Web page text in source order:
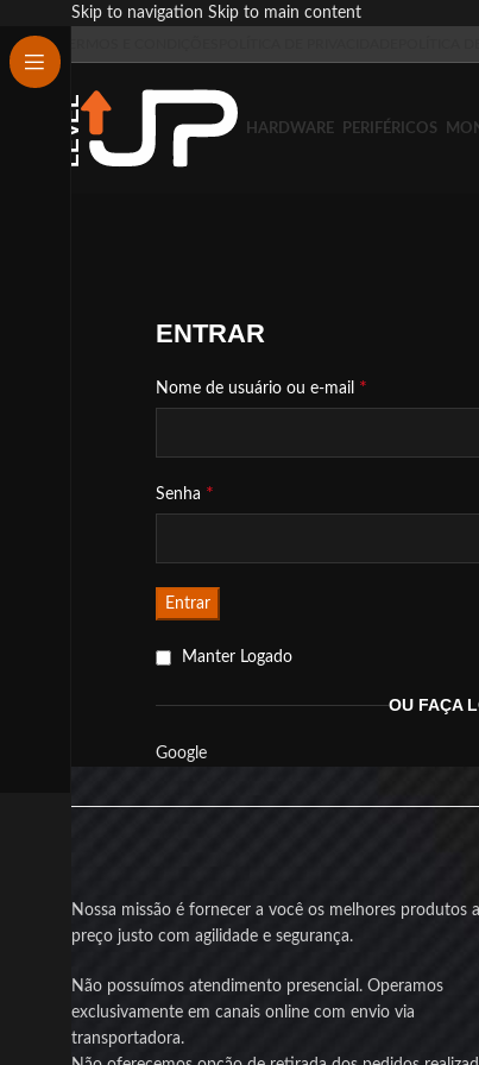
Skip to navigation Skip to main content
HARDWARE PERIFÉRICOS
ENTRAR
Nome de usuário ou e-mail *
Senha *
Entrar
Manter Logado
OU FAÇA
Google
Nossa missão é fornecer a você os melhores produtos
preço justo com agilidade e segurança.
Não possuímos atendimento presencial. Operamos
exclusivamente em canais online com envio via
transportadora.